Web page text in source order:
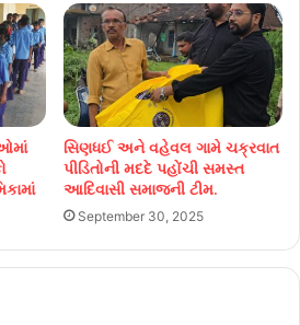
સિણધઈ અને વહેવલ ગામે ચક્રવાત
પીડિતોની મદદે પહોંચી સમસ્ત
આદિવાસી સમાજની ટીમ.
September 30, 2025